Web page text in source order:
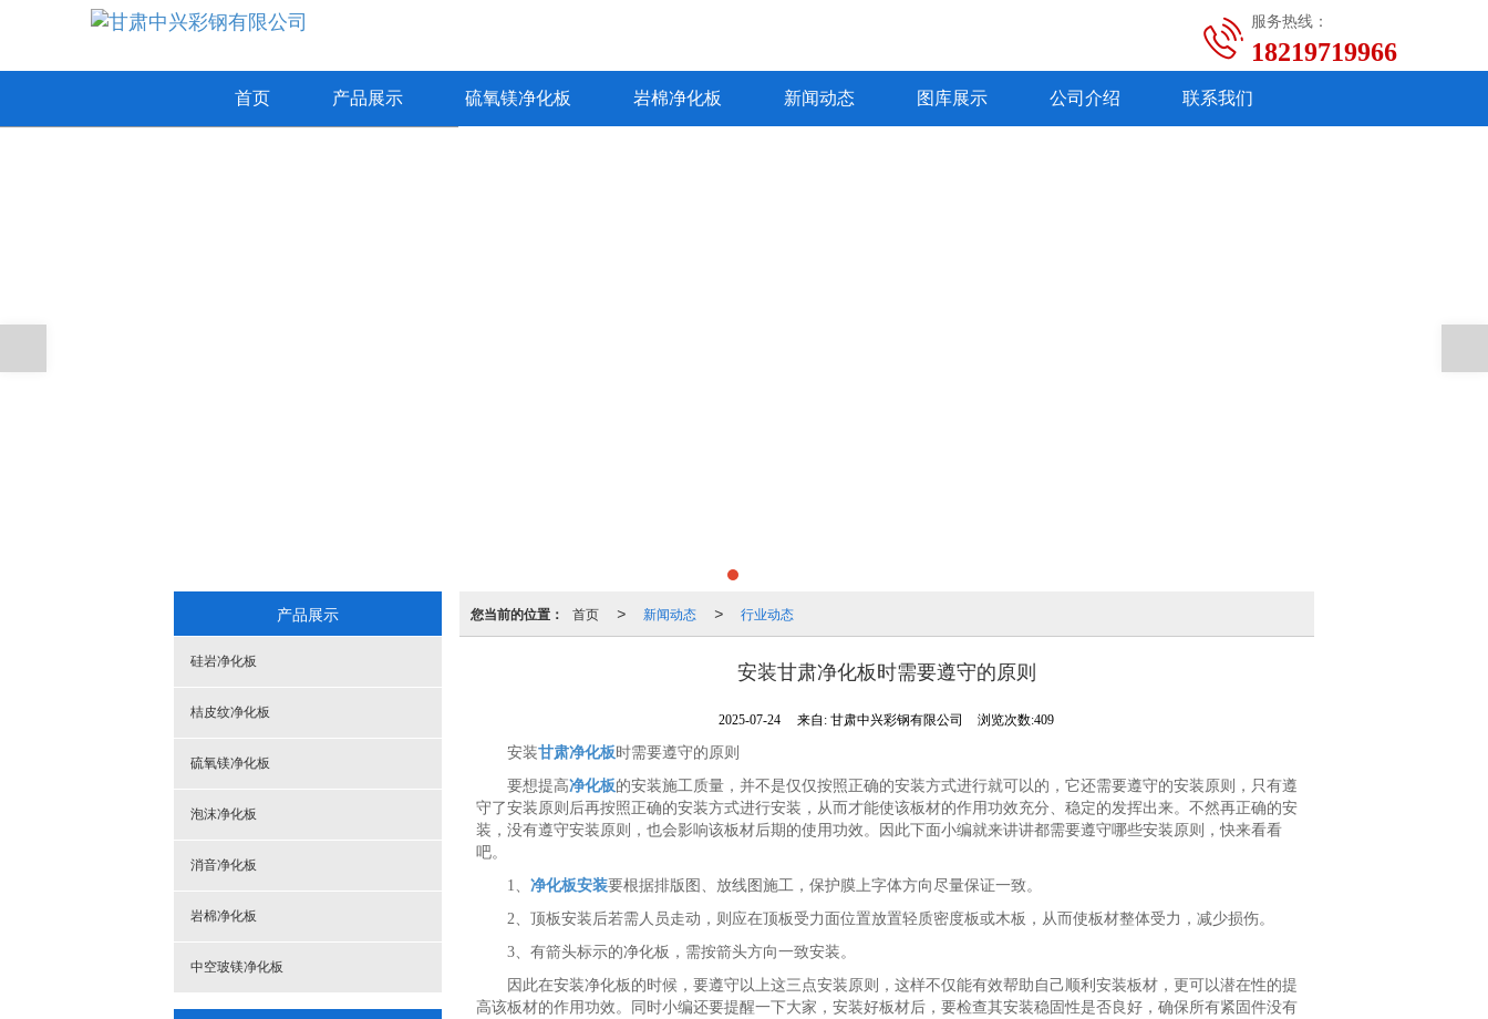
服务热线：
18219719966
首页 产品展示 硫氧镁净化板 岩棉净化板 新闻动态 图库展示 公司介绍 联系我们
您当前的位置： 首页 > 新闻动态 > 行业动态
安装甘肃净化板时需要遵守的原则
2025-07-24 来自:甘肃中兴彩钢有限公司 浏览次数:409
安装甘肃净化板时需要遵守的原则
要想提高净化板的安装施工质量，并不是仅仅按照正确的安装方式进行就可以的，它还需要遵守的安装原则，只有遵
守了安装原则后再按照正确的安装方式进行安装，从而才能使该板材的作用功效充分、稳定的发挥出来。不然再正确的安
装，没有遵守安装原则，也会影响该板材后期的使用功效。因此下面小编就来讲讲都需要遵守哪些安装原则，快来看看
吧。
1、 净化板安装要根据排版图、放线图施工，保护膜上字体方向尽量保证一致。
2、顶板安装后若需人员走动，则应在顶板受力面位置放置轻质密度板或木板，从而使板材整体受力，减少损伤。
3、有箭头标示的净化板，需按箭头方向一致安装。
因此在安装净化板的时候，要遵守以上这三点安装原则，这样不仅能有效帮助自己顺利安装板材，更可以潜在性的提
高该板材的作用功效。同时小编还要提醒一下大家，安装好板材后，要检查其安装稳固性是否良好，确保所有紧固件没有
产品展示
硅岩净化板
桔皮纹净化板
硫氧镁净化板
泡沫净化板
消音净化板
岩棉净化板
中空玻镁净化板